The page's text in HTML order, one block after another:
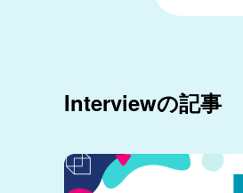
Interviewの記事